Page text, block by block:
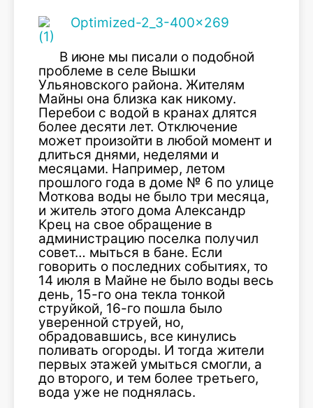
В июне мы писали о подобной
проблеме в селе Вышки
Ульяновского района. Жителям
Майны она близка как никому.
Перебои с водой в кранах длятся
более десяти лет. Отключение
может произойти в любой момент и
длиться днями, неделями и
месяцами. Например, летом
прошлого года в доме № 6 по улице
Моткова воды не было три месяца,
и житель этого дома Александр
Крец на свое обращение в
администрацию поселка получил
совет… мыться в бане. Если
говорить о последних событиях, то
14 июля в Майне не было воды весь
день, 15-го она текла тонкой
струйкой, 16-го пошла было
уверенной струей, но,
обрадовавшись, все кинулись
поливать огороды. И тогда жители
первых этажей умыться смогли, а
до второго, и тем более третьего,
вода уже не поднялась.